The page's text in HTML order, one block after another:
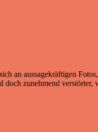
an aussagekräftigen
doch zunehmend